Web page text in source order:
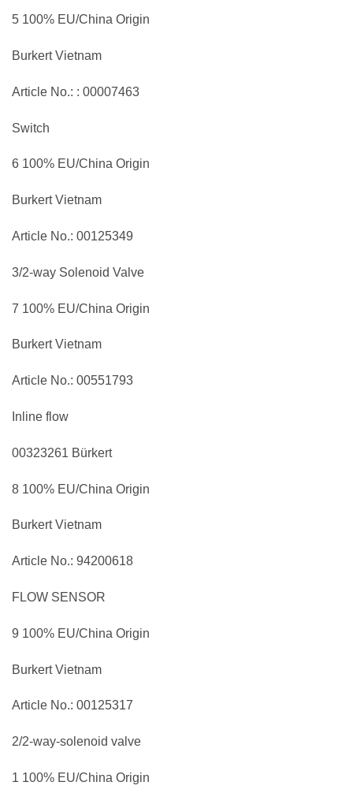
5 100% EU/China Origin
Burkert Vietnam
Article No.: : 00007463
Switch
6 100% EU/China Origin
Burkert Vietnam
Article No.: 00125349
3/2-way Solenoid Valve
7 100% EU/China Origin
Burkert Vietnam
Article No.: 00551793
Inline flow
00323261 Bürkert
8 100% EU/China Origin
Burkert Vietnam
Article No.: 94200618
FLOW SENSOR
9 100% EU/China Origin
Burkert Vietnam
Article No.: 00125317
2/2-way-solenoid valve
1 100% EU/China Origin